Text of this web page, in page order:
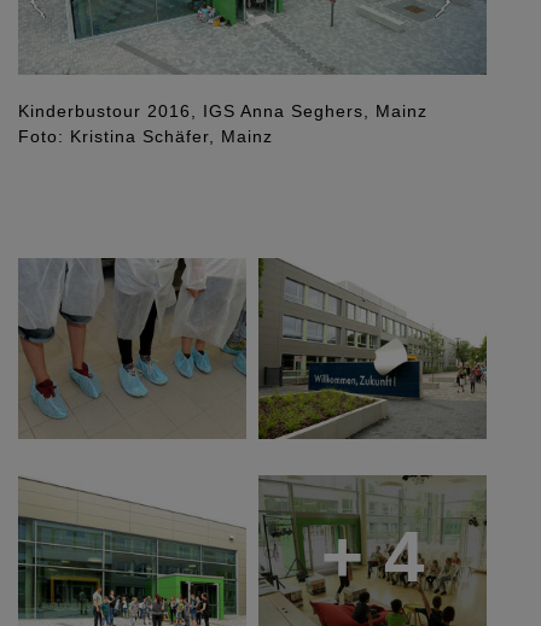
Kinderbustour 2016, IGS Anna Seghers, Mainz
Foto: Kristina Schäfer, Mainz
+ 4